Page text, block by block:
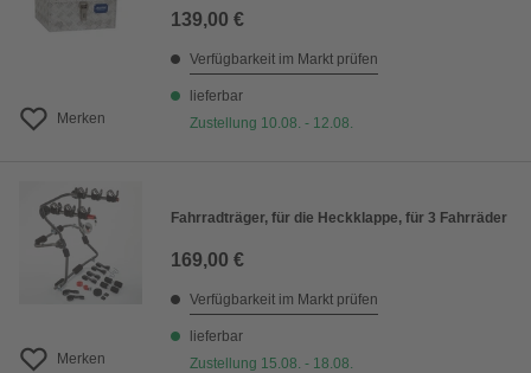
Merken
139,00 €
Verfügbarkeit im Markt prüfen
lieferbar
Zustellung 10.08. - 12.08.
Merken
Fahrradträger, für die Heckklappe, für 3 Fahrräder
169,00 €
Verfügbarkeit im Markt prüfen
lieferbar
Zustellung 15.08. - 18.08.